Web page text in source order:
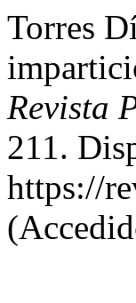
Torres
Revista
211.
https://